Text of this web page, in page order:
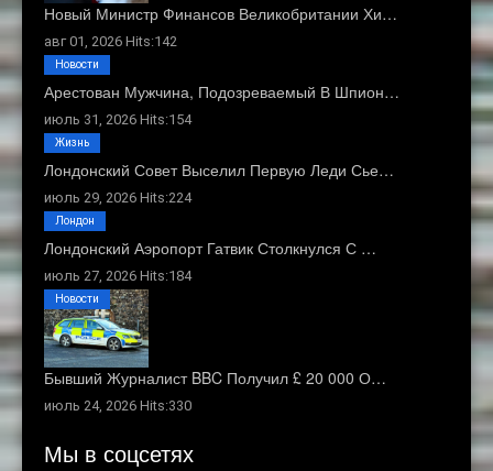
Новый Министр Финансов Великобритании Хи…
авг 01, 2026 Hits:142
Арестован Мужчина, Подозреваемый В Шпион…
июль 31, 2026 Hits:154
Новости
Лондонский Совет Выселил Первую Леди Сье…
июль 29, 2026 Hits:224
Жизнь
Лондонский Аэропорт Гатвик Столкнулся С …
июль 27, 2026 Hits:184
Лондон
Бывший Журналист BBC Получил £ 20 000 О…
июль 24, 2026 Hits:330
Новости
Мы в соцсетях